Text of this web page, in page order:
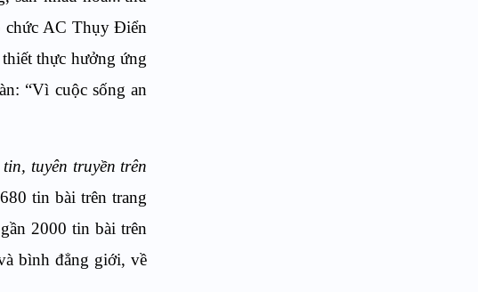
AC Thụy Điển
thực hưởng ứng
: “Vì cuộc sống an
tin, tuyên truyền trên
tin bài trên trang
2000 tin bài trên
bình đẳng giới, về